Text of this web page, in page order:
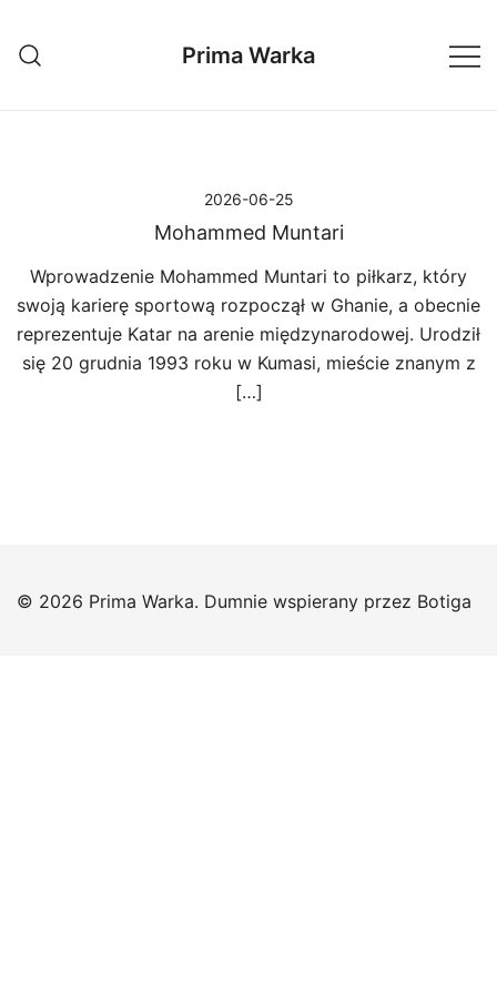
treści
Prima Warka
2026-06-25
Mohammed Muntari
Wprowadzenie Mohammed Muntari to piłkarz, który
swoją karierę sportową rozpoczął w Ghanie, a obecnie
reprezentuje Katar na arenie międzynarodowej. Urodził
się 20 grudnia 1993 roku w Kumasi, mieście znanym z
[…]
© 2026 Prima Warka. Dumnie wspierany przez Botiga